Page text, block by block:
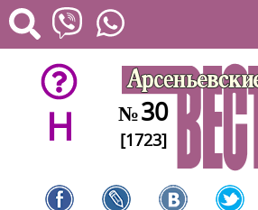
H №30
[1723]